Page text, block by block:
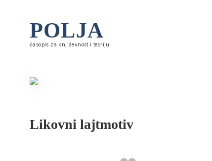
POLJA
časopis za književnost i teoriju
Likovni lajtmotiv